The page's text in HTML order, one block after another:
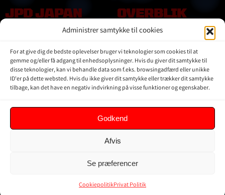
Administrer samtykke til cookies
For at give dig de bedste oplevelser bruger vi teknologier som cookies til at
gemme og/eller få adgang til enhedsoplysninger. Hvis du giver dit samtykke til
disse teknologier, kan vi behandle data som f.eks. browsingadfærd eller unikke
ID'er på dette websted. Hvis du ikke giver dit samtykke eller trækker dit samtykke
tilbage, kan det have en negativ indvirkning på visse funktioner og egenskaber.
Godkend
Afvis
Se præferencer
CookiepolitikPrivat Politik
JPD JAPAN
DENMARK
Kontakt Os
Om JPD Japan Denmark
Handelsbetingelser
Privat Politik
OVERBLIK
Online shop
Vores Mærker